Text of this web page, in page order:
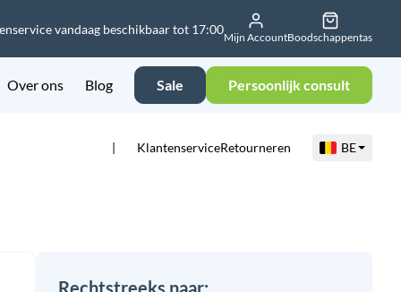
vandaag beschikbaar tot 17:00
Mijn AccountBoodschappentas
Over ons Blog Sale Persoonlijk consult
KlantenserviceRetourneren BE
Rechtstreeks naar: